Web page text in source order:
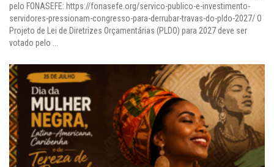
pelo FONASEFE: https://fonasefe.org/servico-publico-e-investimento-
servidores-pressionam-congresso-para-derrubar-travas-do-pldo-2027/ O
Projeto de Lei de Diretrizes Orçamentárias (PLDO) para 2027 deve ser
votado pelo ...